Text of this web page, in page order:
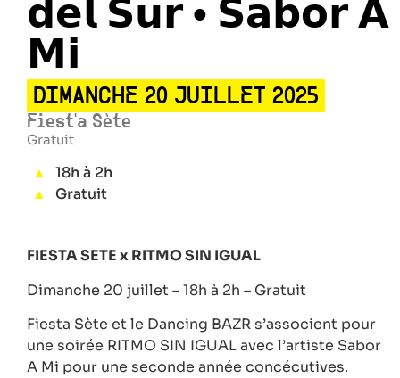
𝗱𝗲𝗹 𝗦𝘂𝗿 • 𝗦𝗮𝗯𝗼𝗿 𝗔
𝗠𝗶
DIMANCHE 20 JUILLET 2025
Fiest'a Sète
Gratuit
18h à 2h
Gratuit
FIESTA SETE xRITMO SIN IGUAL
Dimanche 20 juillet – 18h à 2h – Gratuit
Fiesta Sète et le Dancing BAZR s’associent pour
une soirée RITMO SIN IGUAL avec l’artiste Sabor
A Mi pour une seconde année concécutives.